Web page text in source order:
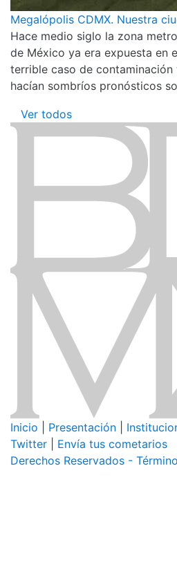
Megalópolis CDMX. Nuestra
Hace medio siglo la zona
de México ya era expuesta en
terrible caso de
hacían sombríos pronósticos
Ver todos
Inicio Presentación
Twitter
Envía tus cometarios
Derechos Reservados -